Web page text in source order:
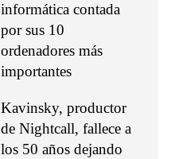
informática contada
por sus 10
ordenadores más
importantes
Kavinsky, productor
de Nightcall, fallece a
los 50 años dejando